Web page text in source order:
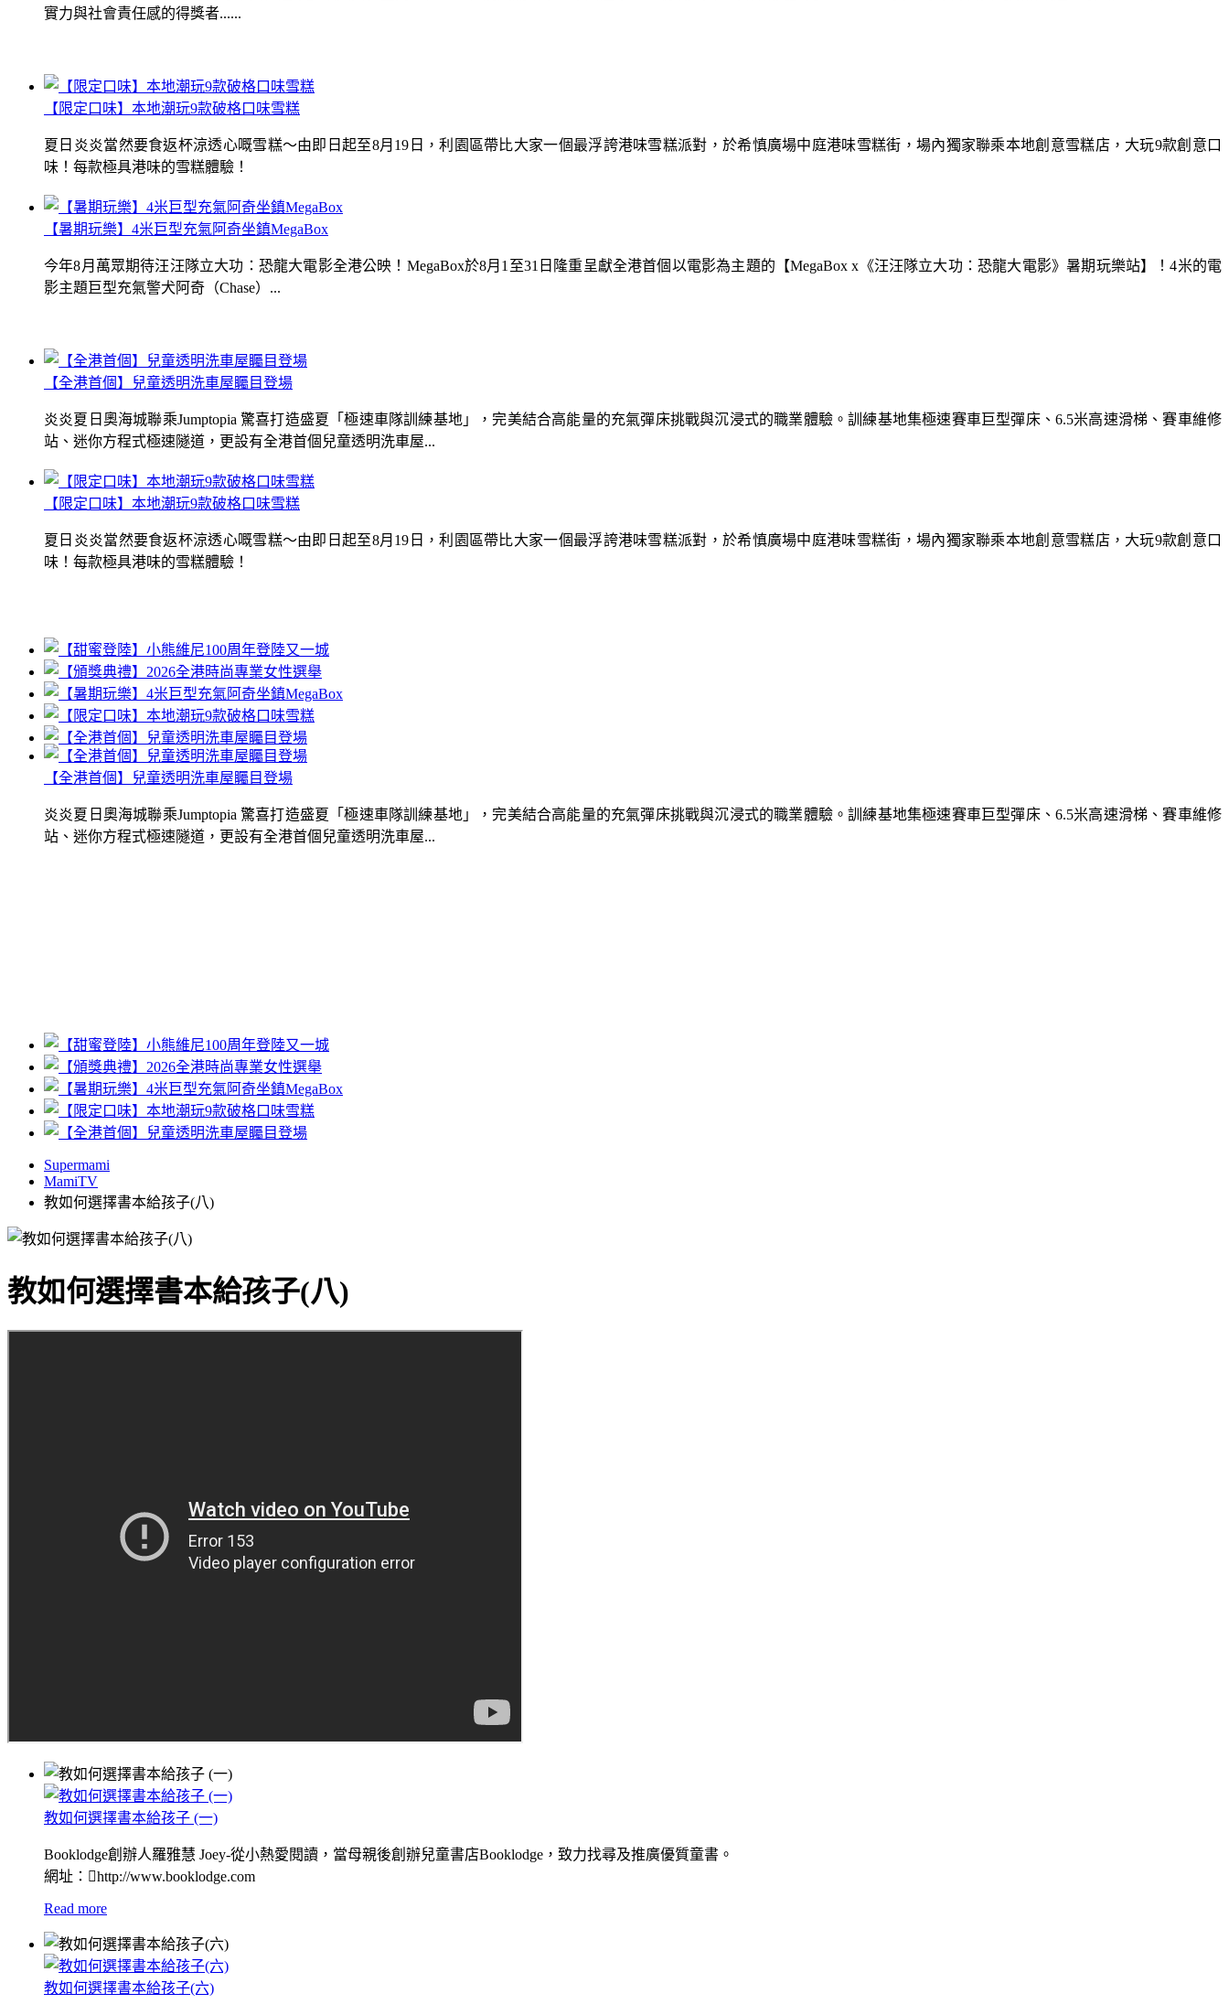
【限定口味】本地潮玩9款破格口味雪糕
夏日炎炎當然要食返杯涼透心嘅雪糕～由即日起至8月19日，利園區帶比大家一個最浮誇港味雪糕派對，於希慎廣場中庭港味雪糕街，場內獨家聯乘本地創意雪糕店，大玩9款創意口
味！每款極具港味的雪糕體驗！
【全港首個】兒童透明洗車屋矚目登場
炎炎夏日奧海城聯乘Jumptopia 驚喜打造盛夏「極速車隊訓練基地」，完美結合高能量的充氣彈床挑戰與沉浸式的職業體驗。訓練基地集極速賽車巨型彈床、6.5米高速滑梯、賽車維修
站、迷你方程式極速隧道，更設有全港首個兒童透明洗車屋...
實力與社會責任感的得獎者......
【暑期玩樂】4米巨型充氣阿奇坐鎮MegaBox
今年8月萬眾期待汪汪隊立大功：恐龍大電影全港公映！MegaBox於8月1至31日隆重呈獻全港首個以電影為主題的【MegaBox x《汪汪隊立大功：恐龍大電影》暑期玩樂站】！4米的電
影主題巨型充氣警犬阿奇（Chase）...
【限定口味】本地潮玩9款破格口味雪糕
夏日炎炎當然要食返杯涼透心嘅雪糕～由即日起至8月19日，利園區帶比大家一個最浮誇港味雪糕派對，於希慎廣場中庭港味雪糕街，場內獨家聯乘本地創意雪糕店，大玩9款創意口
味！每款極具港味的雪糕體驗！
【全港首個】兒童透明洗車屋矚目登場
炎炎夏日奧海城聯乘Jumptopia 驚喜打造盛夏「極速車隊訓練基地」，完美結合高能量的充氣彈床挑戰與沉浸式的職業體驗。訓練基地集極速賽車巨型彈床、6.5米高速滑梯、賽車維修
站、迷你方程式極速隧道，更設有全港首個兒童透明洗車屋...
Supermami
MamiTV
教如何選擇書本給孩子(八)
教如何選擇書本給孩子(八)
教如何選擇書本給孩子 (一)
Booklodge創辦人羅雅慧 Joey-從小熱愛閱讀，當母親後創辦兒童書店Booklodge，致力找尋及推廣優質童書。
網址：http://www.booklodge.com
Read more
教如何選擇書本給孩子(六)